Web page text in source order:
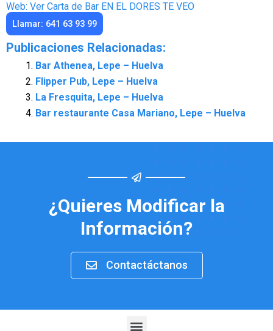
Web: Ver Carta de Bar EN EL DORES TE VEO
Llamar: 641 63 93 99
Publicaciones Relacionadas:
Bar Athenea, Lepe – Huelva
Flipper Pub, Lepe – Huelva
La Fresquita, Lepe – Huelva
Bar restaurante Casa Mariano, Lepe – Huelva
¿Quieres Modificar la
Información?
Contactáctanos
Menu